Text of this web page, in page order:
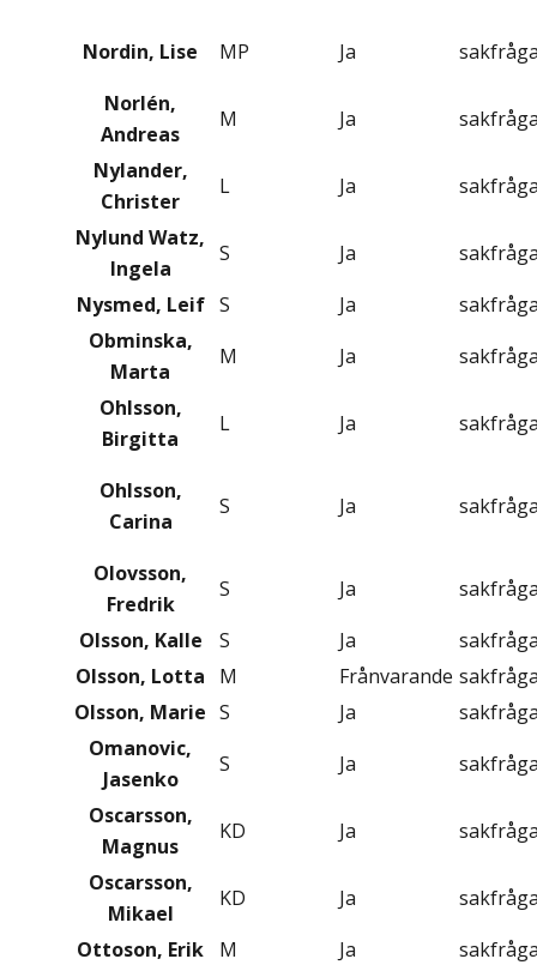
Nordin, Lise MP Ja
Norlén,
Andreas
M Ja
Nylander,
Christer
L Ja
Nylund Watz,
Ingela
S Ja
Nysmed, Leif S Ja
Obminska,
Marta
M Ja
Ohlsson,
Birgitta
L Ja
Ohlsson,
Carina
S Ja
Olovsson,
Fredrik
S Ja
Olsson, Kalle
S Ja
Olsson, Lotta
M Frånvarande
Olsson, Marie S Ja
Omanovic,
Jasenko
S Ja
Oscarsson,
Magnus
KD Ja
Oscarsson,
Mikael
KD Ja
Ottoson, Erik
M Ja